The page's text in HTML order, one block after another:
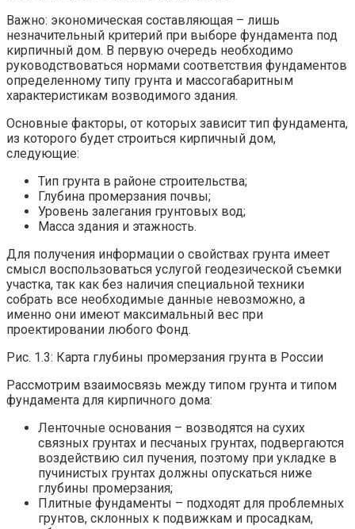
Важно: экономическая составляющая – лишь
незначительный критерий при выборе фундамента под
кирпичный дом. В первую очередь необходимо
руководствоваться нормами соответствия фундаментов
определенному типу грунта и массогабаритным
характеристикам возводимого здания.
Основные факторы, от которых зависит тип фундамента,
из которого будет строиться кирпичный дом,
следующие:
Тип грунта в районе строительства;
Глубина промерзания почвы;
Уровень залегания грунтовых вод;
Масса здания и этажность.
Для получения информации о свойствах грунта имеет
смысл воспользоваться услугой геодезической съемки
участка, так как без наличия специальной техники
собрать все необходимые данные невозможно, а
именно они имеют максимальный вес при
проектировании любого Фонд.
Рис. 1.3: Карта глубины промерзания грунта в России
Рассмотрим взаимосвязь между типом грунта и типом
фундамента для кирпичного дома:
Ленточные основания – возводятся на сухих
связных грунтах и ​​песчаных грунтах, подвергаются
воздействию сил пучения, поэтому при укладке в
пучинистых грунтах должны опускаться ниже
глубины промерзания;
Плитные фундаменты – подходят для проблемных
грунтов, склонных к подвижкам и просадкам,